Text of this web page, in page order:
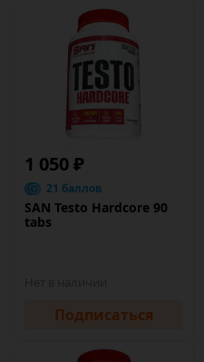
1 050 ₽
21 баллов
SAN Testo Hardcore 90
tabs
Подписаться